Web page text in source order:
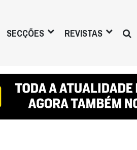
SECÇÕES REVISTAS